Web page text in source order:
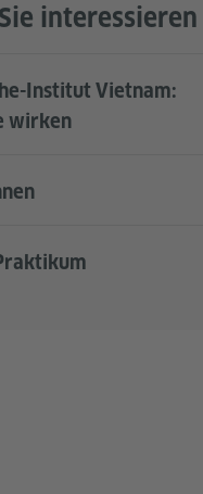
interessieren
Institut Vietnam:
wirken